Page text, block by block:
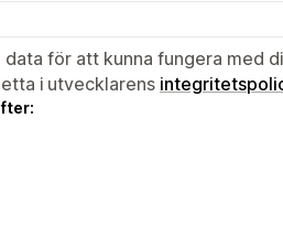
för att kunna fungera med
i utvecklarens